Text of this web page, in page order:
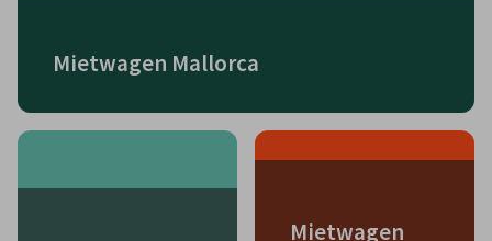
Mietwagen Mallorca
Mietwagen